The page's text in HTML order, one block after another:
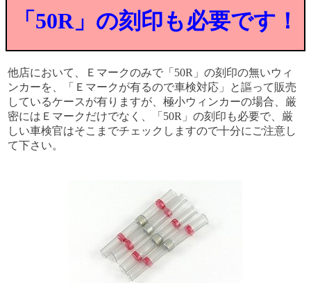
「50R」の刻印も必要です！
他店において、Ｅマークのみで「50R」の刻印の無いウィ
ンカーを、「Ｅマークが有るので車検対応」と謳って販売
しているケースが有りますが、極小ウィンカーの場合、厳
密にはＥマークだけでなく、「50R」の刻印も必要で、厳
しい車検官はそこまでチェックしますので十分にご注意し
て下さい。